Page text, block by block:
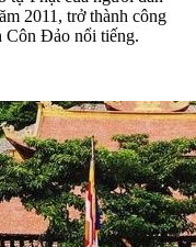
2011, trở thành công
Côn Đảo nổi tiếng.